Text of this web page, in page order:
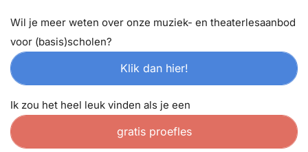
Wil je meer weten over onze muziek- en theaterlesaanbod
voor (basis)scholen?
Klik dan hier!
Ik zou het heel leuk vinden als je een
gratis proefles